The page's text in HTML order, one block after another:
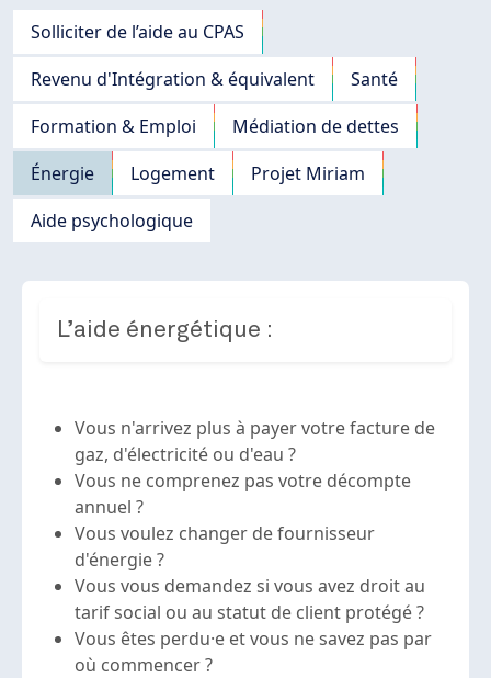
Navigation principale
Solliciter de l’aide au CPAS
Revenu d'Intégration & équivalent
Santé
Formation & Emploi
Médiation de dettes
Énergie
Logement
Projet Miriam
Aide psychologique
L’aide énergétique :
Vous n'arrivez plus à payer votre facture de
gaz, d'électricité ou d'eau ?
Vous ne comprenez pas votre décompte
annuel ?
Vous voulez changer de fournisseur
d'énergie ?
Vous vous demandez si vous avez droit au
tarif social ou au statut de client protégé ?
Vous êtes perdu·e et vous ne savez pas par
où commencer ?